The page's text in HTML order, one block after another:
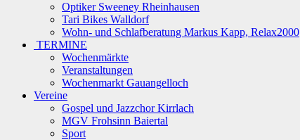
Optiker Sweeney Rheinhausen
Tari Bikes Walldorf
Wohn- und Schlafberatung Markus Kapp, Relax2000
TERMINE
Wochenmärkte
Veranstaltungen
Wochenmarkt Gauangelloch
Vereine
Gospel und Jazzchor Kirrlach
MGV Frohsinn Baiertal
Sport